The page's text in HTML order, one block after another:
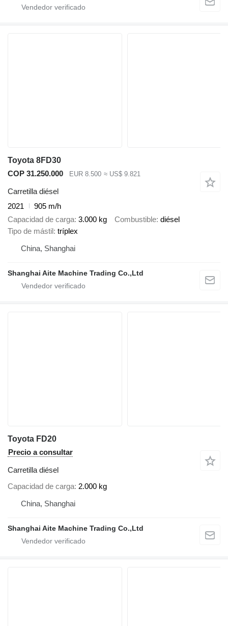
Toyota 8FD30
COP 31.250.000
EUR 8.500 ≈ US$ 9.821
Carretilla diésel
2021
905 m/h
Capacidad de carga 3.000 kg Combustible diésel
Tipo de mástil tríplex
China, Shanghai
Shanghai Aite Machine Trading Co.,Ltd
Toyota FD20
Precio a consultar
Carretilla diésel
Capacidad de carga 2.000 kg
China, Shanghai
Shanghai Aite Machine Trading Co.,Ltd